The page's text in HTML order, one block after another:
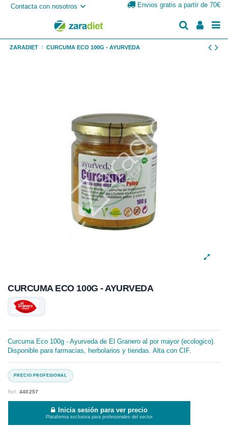
Contacta con nosotros Envios gratis a partir de 70€
ZARADIET CURCUMA ECO 100G - AYURVEDA
CURCUMA ECO 100G - AYURVEDA
Curcuma Eco 100g - Ayurveda de El Granero al por mayor (ecologico).
Disponible para farmacias, herbolarios y tiendas. Alta con CIF.
Ref.440257
Inicia sesión para ver precio
Plataforma exclusiva para profesionales del sector